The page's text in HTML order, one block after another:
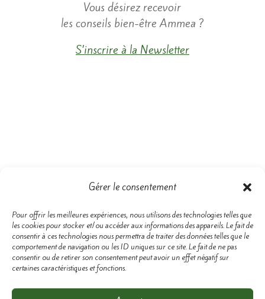
Gérer le consentement
Pour offrir les meilleures expériences, nous utilisons des technologies telles que
les cookies pour stocker et/ou accéder aux informations des appareils. Le fait de
consentir à ces technologies nous permettra de traiter des données telles que le
comportement de navigation ou les ID uniques sur ce site. Le fait de ne pas
consentir ou de retirer son consentement peut avoir un effet négatif sur
certaines caractéristiques et fonctions.
​Vous désirez recevoir
les conseils bien-être Ammea ?
S’inscrire à la Newsletter
Pour toujours plus d’informations
et d’énergie,
Retrouvez lesconseils d’AMMEA